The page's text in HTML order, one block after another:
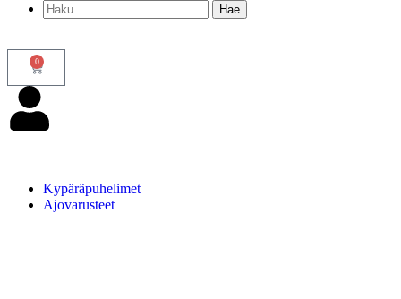
0
Kypäräpuhelimet
Ajovarusteet